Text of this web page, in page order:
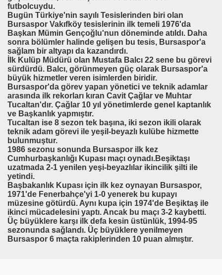
futbolcuydu.
Bugün Türkiye'nin sayılı Tesislerinden biri olan
Bursaspor Vakıfköy tesislerinin ilk temeli 1976'da
Başkan Mümin Gençoğlu'nun döneminde atıldı. Daha
sonra bölümler halinde gelişen bu tesis, Bursaspor'a
sağlam bir altyapı da kazandırdı.
İlk Kulüp Müdürü olan Mustafa Balcı 22 sene bu görevi
sürdürdü. Balcı, görünmeyen güç olarak Bursaspor'a
büyük hizmetler veren isimlerden biridir.
Bursaspor'da görev yapan yönetici ve teknik adamlar
arasında ilk rekorları kıran Cavit Çağlar ve Muhtar
Tucaltan'dır. Çağlar 10 yıl yönetimlerde genel kaptanlık
ve Başkanlık yapmıştır.
Tucaltan ise 8 sezon tek başına, iki sezon ikili olarak
teknik adam görevi ile yeşil-beyazlı kulübe hizmette
bulunmuştur.
1986 sezonu sonunda Bursaspor ilk kez
Cumhurbaşkanlığı Kupası maçı oynadı.Beşiktaşı
uzatmada 2-1 yenilen yeşi-beyazlılar ikincilik şilti ile
yetindi.
Başbakanlık Kupası için ilk kez oynayan Bursaspor,
1971'de Fenerbahçe'yi 1-0 yenerek bu kupayı
müzesine götürdü. Aynı kupa için 1974'de Beşiktaş ile
ikinci mücadelesini yaptı. Ancak bu maçı 3-2 kaybetti.
Üç büyüklere karşı ilk defa kesin üstünlük, 1994-95
sezonunda sağlandı. Üç büyüklere yenilmeyen
Bursaspor 6 maçta rakiplerinden 10 puan almıştır.